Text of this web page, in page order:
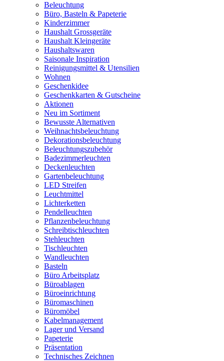
Beleuchtung
Büro, Basteln & Papeterie
Kinderzimmer
Haushalt Grossgeräte
Haushalt Kleingeräte
Haushaltswaren
Saisonale Inspiration
Reinigungsmittel & Utensilien
Wohnen
Geschenkidee
Geschenkkarten & Gutscheine
Aktionen
Neu im Sortiment
Bewusste Alternativen
Weihnachtsbeleuchtung
Dekorationsbeleuchtung
Beleuchtungszubehör
Badezimmerleuchten
Deckenleuchten
Gartenbeleuchtung
LED Streifen
Leuchtmittel
Lichterketten
Pendelleuchten
Pflanzenbeleuchtung
Schreibtischleuchten
Stehleuchten
Tischleuchten
Wandleuchten
Basteln
Büro Arbeitsplatz
Büroablagen
Büroeinrichtung
Büromaschinen
Büromöbel
Kabelmanagement
Lager und Versand
Papeterie
Präsentation
Technisches Zeichnen